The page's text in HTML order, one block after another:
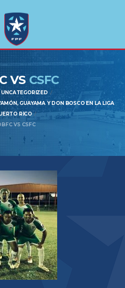
VS CSFC
UNCATEGORIZED
GUAYAMA Y DON BOSCO EN LA LIGA
RICO
VS CSFC